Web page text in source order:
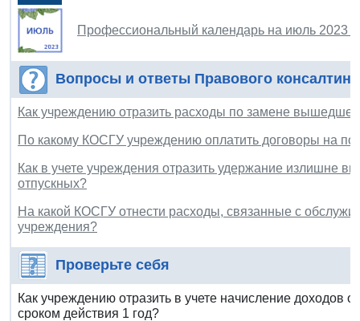
Профессиональный календарь на июль 2023
Вопросы и ответы Правового
Как учреждению отразить расходы по замене
По какому КОСГУ учреждению оплатить договоры на
Как в учете учреждения отразить удержание излишне
отпускных?
На какой КОСГУ отнести расходы, связанные с
учреждения?
Проверьте себя
Как учреждению отразить в учете начисление доходов
сроком действия 1 год?